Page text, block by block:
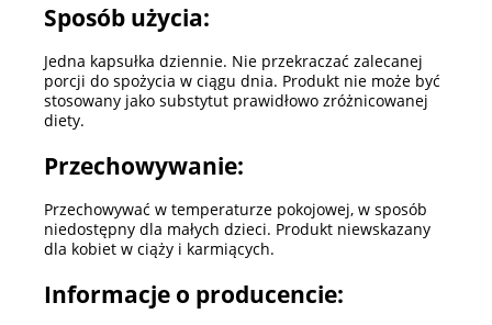
Sposób użycia:
Jedna kapsułka dziennie. Nie przekraczać zalecanej
porcji do spożycia w ciągu dnia. Produkt nie może być
stosowany jako substytut prawidłowo zróżnicowanej
diety.
Przechowywanie:
Przechowywać w temperaturze pokojowej, w sposób
niedostępny dla małych dzieci. Produkt niewskazany
dla kobiet w ciąży i karmiących.
Informacje o producencie: